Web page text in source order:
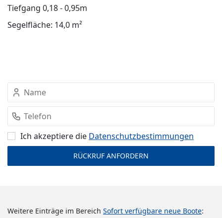
Tiefgang 0,18 - 0,95m
Segelfläche: 14,0 m²
Ich akzeptiere die Datenschutz­bestimmungen
Weitere Einträge im Bereich Sofort verfügbare neue Boote: